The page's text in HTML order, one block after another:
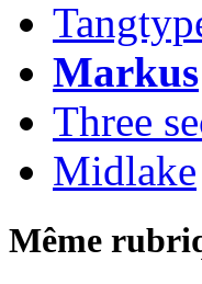
Markus
Three
Midlake
Même